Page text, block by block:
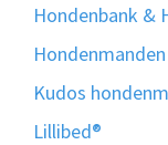
Hondenbank &
Kudos
Lillibed®